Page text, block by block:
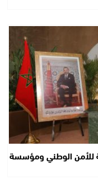
للأمن الوطني ومؤسسة